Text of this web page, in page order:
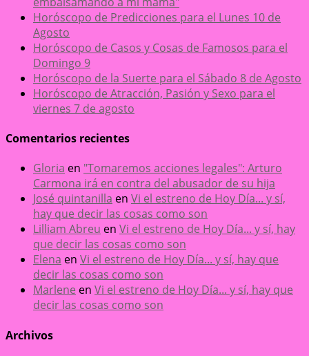
Horóscopo de Predicciones para el Lunes 10 de
Agosto
Horóscopo de Casos y Cosas de Famosos para el
Domingo 9
Horóscopo de la Suerte para el Sábado 8 de Agosto
Horóscopo de Atracción, Pasión y Sexo para el
viernes 7 de agosto
Comentarios recientes
Gloria en "Tomaremos acciones legales": Arturo
Carmona irá en contra del abusador de su hija
José quintanilla en Vi el estreno de Hoy Día... y sí,
hay que decir las cosas como son
Lilliam Abreu en Vi el estreno de Hoy Día... y sí, hay
que decir las cosas como son
Elena en Vi el estreno de Hoy Día... y sí, hay que
decir las cosas como son
Marlene en Vi el estreno de Hoy Día... y sí, hay que
decir las cosas como son
Archivos